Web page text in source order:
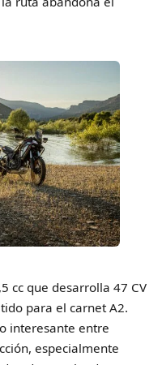
cc que desarrolla 47 CV
para el carnet A2.
interesante entre
especialmente